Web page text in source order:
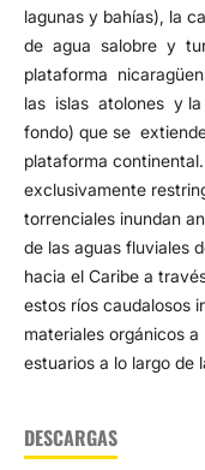
lagunas y bahías), la
de agua salobre y
plataforma
las islas atolones y
fondo) que se
plataforma
exclusivamente
torrenciales inundan
de las aguas fluviales
hacia el Caribe a
estos ríos caudalosos
materiales orgánicos
estuarios a lo largo de
DESCARGAS